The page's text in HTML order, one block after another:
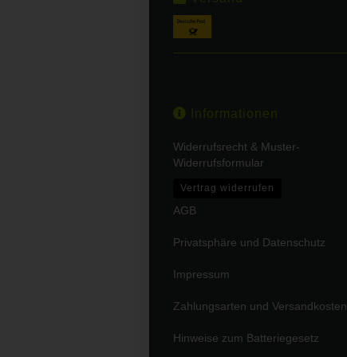
Informationen
Widerrufsrecht & Muster-
Widerrufsformular
Vertrag widerrufen
AGB
Privatsphäre und Datenschutz
Impressum
Zahlungsarten und Versandkosten
Hinweise zum Batteriegesetz